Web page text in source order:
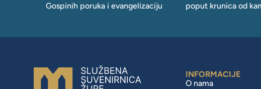
Gospinih poruka i evangelizaciju
poput krunica od
INFORMACIJE
O nama